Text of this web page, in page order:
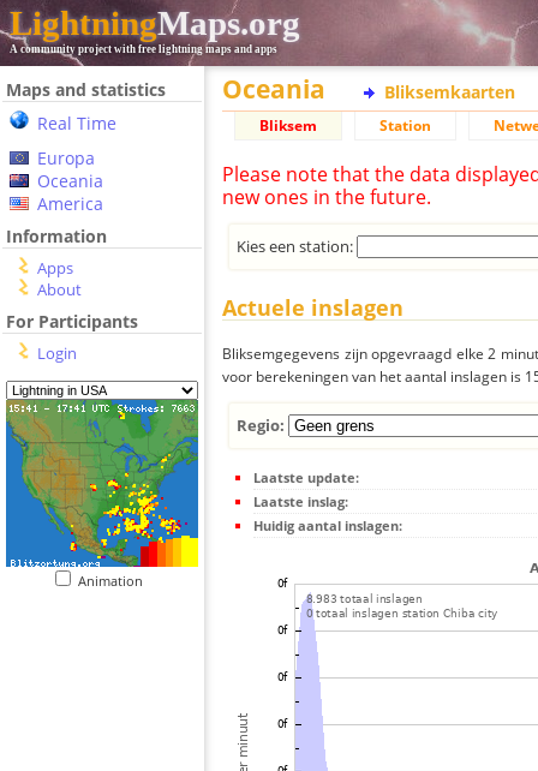
LightningMaps.org
A community project with free lightning maps and apps
Maps and statistics
Real Time
Europa
Oceania
America
Information
Apps
About
For Participants
Login
Animation
Oceania Bliksemkaarten
Bliksem Station
Please note that the data
new ones in the future.
Kies een station:
Actuele inslagen
Bliksemgegevens zijn opgevraagd elke 2
voor berekeningen van het aantal inslagen is
Regio:
Laatste update:
Laatste inslag:
Huidig aantal inslagen: